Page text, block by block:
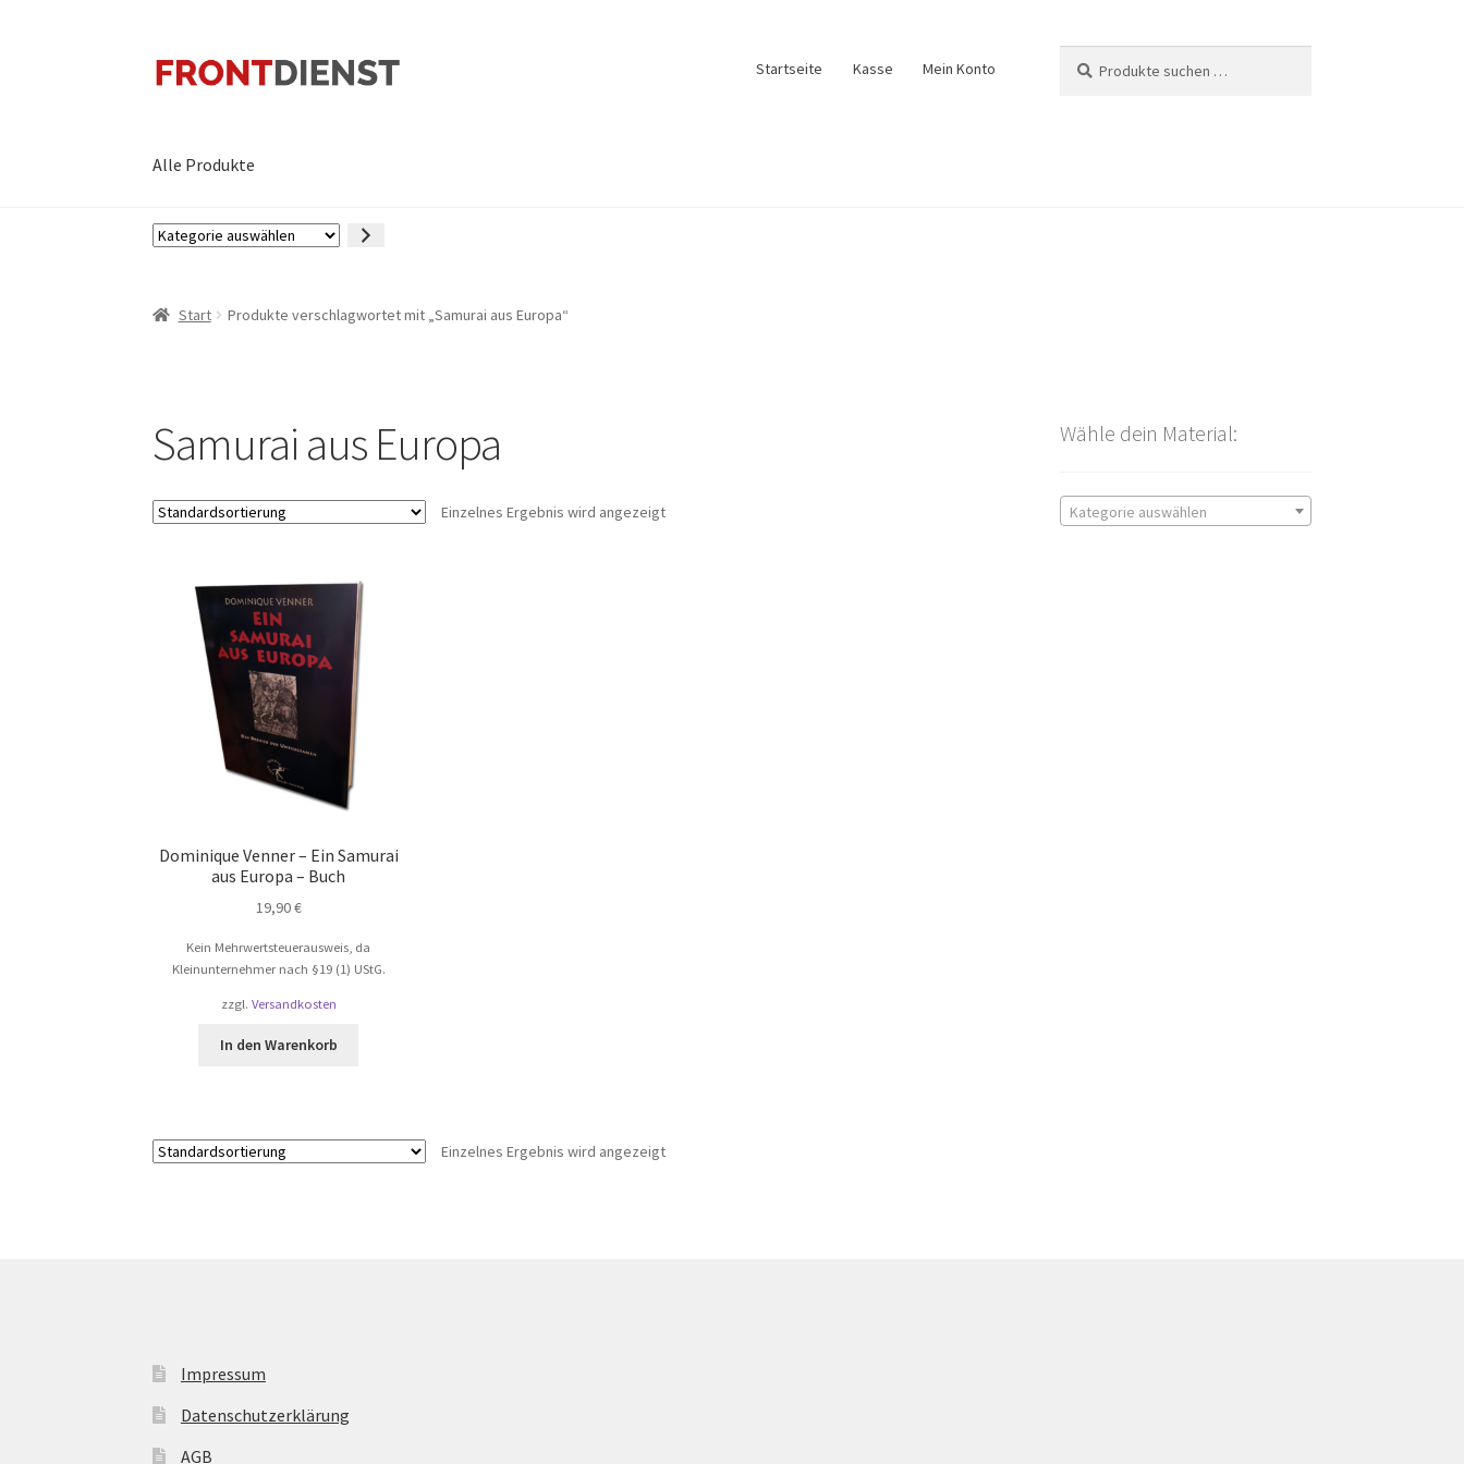
Zur
Navigation
Zum
Inhalt
Startseite Kasse Mein Konto
nach:
Alle Produkte
Kategorie
Start Produkte verschlagwortet mit „Samurai aus Europa“
Samurai aus Europa
Einzelnes Ergebnis wird angezeigt
Dominique Venner – Ein Samurai
aus Europa – Buch
19,90€
Kein Mehrwertsteuerausweis, da
Kleinunternehmer nach §19 (1) UStG.
zzgl. Versandkosten
In den Warenkorb
Einzelnes Ergebnis wird angezeigt
Wähle dein Material:
Kategorie auswählen
Impressum
Datenschutzerklärung
AGB